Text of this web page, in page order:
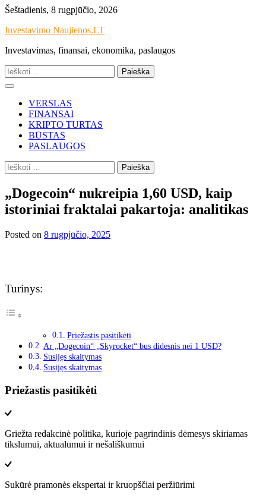
Skip
content
Šeštadienis, 8 rugpjūčio, 2026
Investavimo Naujienos.LT
Investavimas, finansai, ekonomika, paslaugos
Ieškoti:
VERSLAS
FINANSAI
KRIPTO TURTAS
BŪSTAS
PASLAUGOS
Ieškoti:
„Dogecoin“ nukreipia 1,60 USD, kaip
istoriniai fraktalai pakartoja: analitikas
Posted on 8 rugpjūčio, 2025
Turinys:
Priežastis pasitikėti
Ar „Dogecoin“ „Skyrocket“ bus didesnis nei 1 USD?
Susijęs skaitymas
Susijęs skaitymas
Priežastis pasitikėti
Griežta redakcinė politika, kurioje pagrindinis dėmesys skiriamas
tikslumui, aktualumui ir nešališkumui
Sukūrė pramonės ekspertai ir kruopščiai peržiūrimi